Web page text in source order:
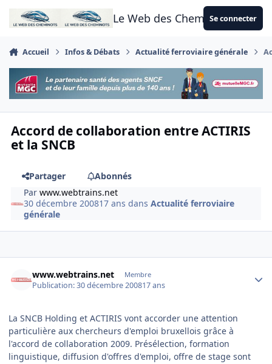
Aller au contenu
Le Web des CheminotsSe connecter
Accueil Infos & Débats Actualité ferroviaire générale
Accord de collaboration entre ACTIRIS
et la SNCB
Partager
Abonnés
Parwww.webtrains.net
30 décembre 200817 ans dansActualité ferroviaire
générale
www.webtrains.net Membre
Publication:30 décembre 200817 ans
La SNCB Holding et ACTIRIS vont accorder une attention
particulière aux chercheurs d'emploi bruxellois grâce à
l'accord de collaboration 2009. Présélection, formation
linguistique, diffusion d'offres d'emploi, offre de stage sont